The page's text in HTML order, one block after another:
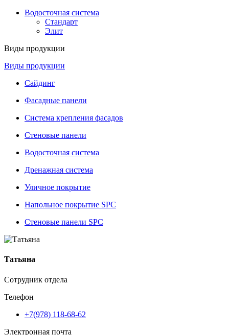
Водосточная система
Стандарт
Элит
Виды продукции
Виды продукции
Сайдинг
Фасадные панели
Система крепления фасадов
Стеновые панели
Водосточная система
Дренажная система
Уличное покрытие
Напольное покрытие SPC
Стеновые панели SPC
Татьяна
Сотрудник отдела
Телефон
+7(978) 118-68-62
Электронная почта